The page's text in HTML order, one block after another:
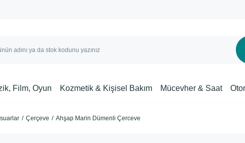
Film, Oyun Kozmetik & Kişisel Bakım Mücevher & Saat
Çerçeve Ahşap Marin Dümenli Çerceve